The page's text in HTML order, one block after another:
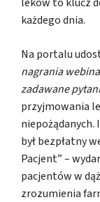
każdego dnia.
Na portalu
nagrania
zadawane
przyjmowania
był bezpłatny
Pacjent” –
pacjentów w
zrozumienia